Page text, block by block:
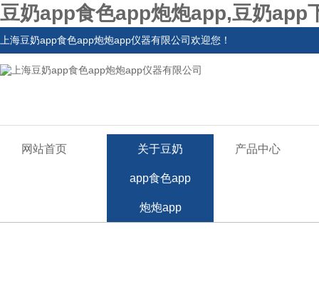
豆奶app食色app炮炮app,豆奶app
上海豆奶app食色app炮炮app仪器有限公司欢迎您！
网站首页 关于豆奶
app食色app
炮炮app
产品中心